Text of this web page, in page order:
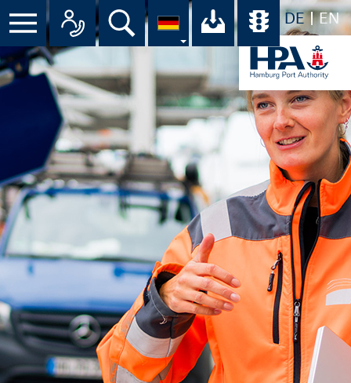
DE EN
Menü Alle Ansprechpartner im
Suche Ihr Download-